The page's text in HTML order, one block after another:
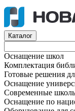
Каталог
Оснащение школ
Комплектация
Готовые решения
Оснащение
Современные
Оснащение по